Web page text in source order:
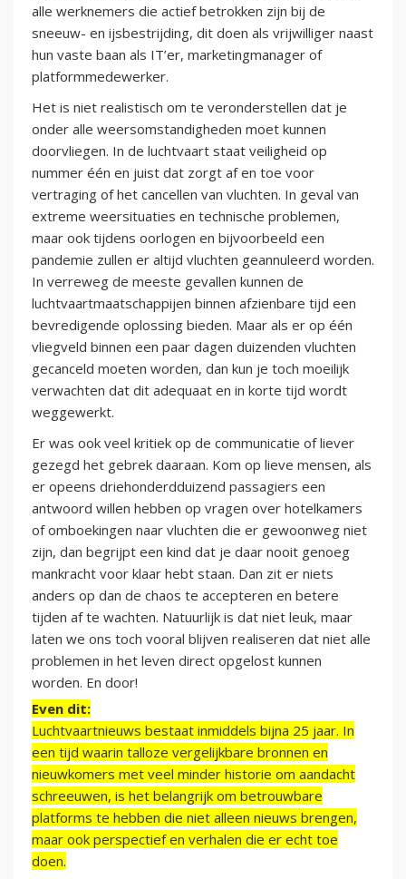
alle werknemers die actief betrokken zijn bij de
sneeuw- en ijsbestrijding, dit doen als vrijwilliger naast
hun vaste baan als IT’er, marketingmanager of
platformmedewerker.
Het is niet realistisch om te veronderstellen dat je
onder alle weersomstandigheden moet kunnen
doorvliegen. In de luchtvaart staat veiligheid op
nummer één en juist dat zorgt af en toe voor
vertraging of het cancellen van vluchten. In geval van
extreme weersituaties en technische problemen,
maar ook tijdens oorlogen en bijvoorbeeld een
pandemie zullen er altijd vluchten geannuleerd worden.
In verreweg de meeste gevallen kunnen de
luchtvaartmaatschappijen binnen afzienbare tijd een
bevredigende oplossing bieden. Maar als er op één
vliegveld binnen een paar dagen duizenden vluchten
gecanceld moeten worden, dan kun je toch moeilijk
verwachten dat dit adequaat en in korte tijd wordt
weggewerkt.
Er was ook veel kritiek op de communicatie of liever
gezegd het gebrek daaraan. Kom op lieve mensen, als
er opeens driehonderdduizend passagiers een
antwoord willen hebben op vragen over hotelkamers
of omboekingen naar vluchten die er gewoonweg niet
zijn, dan begrijpt een kind dat je daar nooit genoeg
mankracht voor klaar hebt staan. Dan zit er niets
anders op dan de chaos te accepteren en betere
tijden af te wachten. Natuurlijk is dat niet leuk, maar
laten we ons toch vooral blijven realiseren dat niet alle
problemen in het leven direct opgelost kunnen
worden. En door!
Even dit:
Luchtvaartnieuws bestaat inmiddels bijna 25 jaar. In
een tijd waarin talloze vergelijkbare bronnen en
nieuwkomers met veel minder historie om aandacht
schreeuwen, is het belangrijk om betrouwbare
platforms te hebben die niet alleen nieuws brengen,
maar ook perspectief en verhalen die er echt toe
doen.